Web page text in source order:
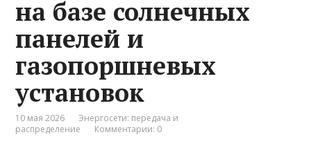
на базе солнечных
панелей и
газопоршневых
установок
10 мая 2026
Энергосети: передача и
распределение
Комментарии: 0